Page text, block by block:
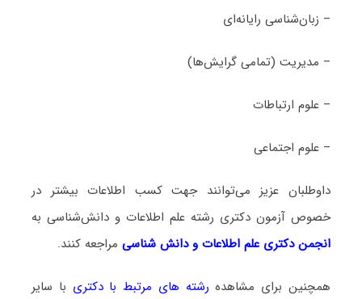
– زبان‌شناسی رایانه‌ای
– مدیریت (تمامی گرایش‌ها)
– علوم ارتباطات
– علوم اجتماعی
داوطلبان عزیز می‌توانند جهت کسب اطلاعات بیشتر در
خصوص آزمون دکتری رشته علم اطلاعات و دانش‌شناسی به
انجمن دکتری علم اطلاعات و دانش شناسی مراجعه کنند.
همچنین برای مشاهده رشته های مرتبط با دکتری با سایر